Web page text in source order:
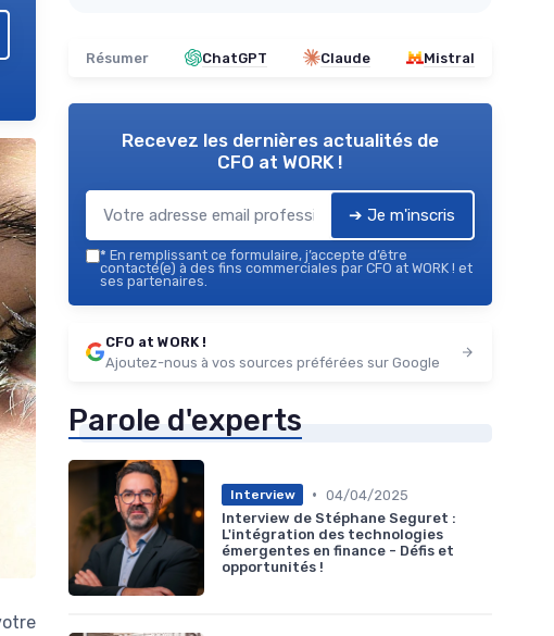
Résumer ChatGPT Claude Mistral
Recevez les dernières actualités de
CFO at WORK !
➔ Je m'inscris
* En remplissant ce formulaire, j’accepte d’être
contacté(e) à des fins commerciales par CFO at WORK ! et
ses partenaires.
CFO at WORK !
Ajoutez-nous à vos sources préférées sur Google
Parole d'experts
Interview • 04/04/2025
Interview de Stéphane Seguret :
L'intégration des technologies
émergentes en finance - Défis et
opportunités !